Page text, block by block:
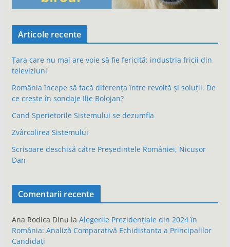
Articole recente
Țara care nu mai are voie să fie fericită: industria fricii din
televiziuni
România începe să facă diferența între revoltă și soluții. De
ce crește în sondaje Ilie Bolojan?
Cand Sperietorile Sistemului se dezumfla
Zvârcolirea Sistemului
Scrisoare deschisă către Președintele României, Nicușor
Dan
Comentarii recente
Ana Rodica Dinu la Alegerile Prezidențiale din 2024 în
România: Analiză Comparativă Echidistanta a Principalilor
Candidați